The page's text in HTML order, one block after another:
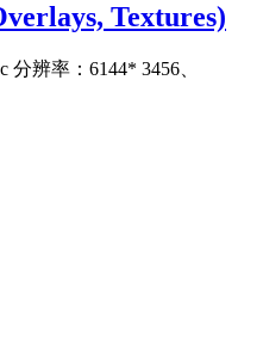
Textures)
辨率：6144* 3456、